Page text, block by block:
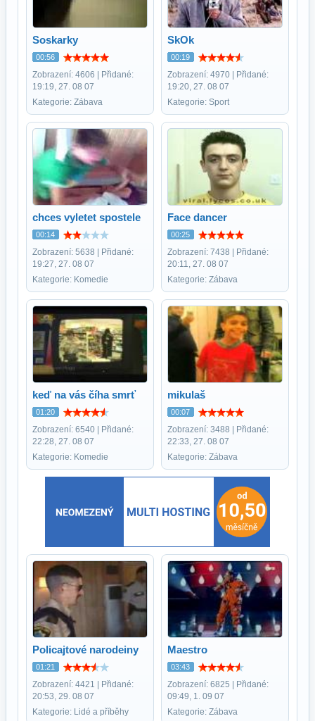
Soskarky
00:56
Zobrazení: 4606 | Přidané:
19:19, 27. 08 07
Kategorie: Zábava
SkOk
00:19
Zobrazení: 4970 | Přidané:
19:20, 27. 08 07
Kategorie: Sport
chces vyletet spostele
00:14
Zobrazení: 5638 | Přidané:
19:27, 27. 08 07
Kategorie: Komedie
Face dancer
00:25
Zobrazení: 7438 | Přidané:
20:11, 27. 08 07
Kategorie: Zábava
keď na vás číha smrť
01:20
Zobrazení: 6540 | Přidané:
22:28, 27. 08 07
Kategorie: Komedie
mikulaš
00:07
Zobrazení: 3488 | Přidané:
22:33, 27. 08 07
Kategorie: Zábava
Policajtové narodeiny
01:21
Zobrazení: 4421 | Přidané:
20:53, 29. 08 07
Kategorie: Lidé a příběhy
Maestro
03:43
Zobrazení: 6825 | Přidané:
09:49, 1. 09 07
Kategorie: Zábava